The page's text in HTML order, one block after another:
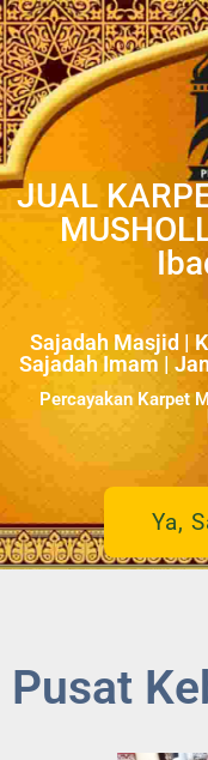
JUAL
Sajadah Masjid |
Sajadah Imam |
Percayakan Karpet
Ya,
Pusat